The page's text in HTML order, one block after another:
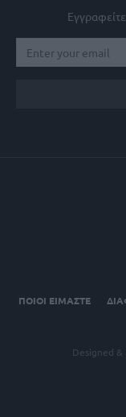
ΠΟΙΟΙ ΕΙΜΑΣΤΕ
Designed